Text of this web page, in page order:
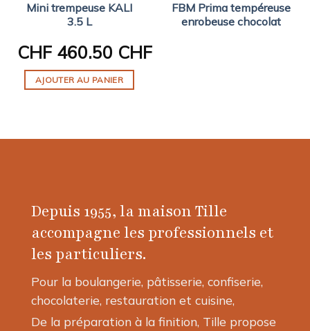
Mini trempeuse KALI
3.5 L
CHF460.50 CHF
AJOUTER AU PANIER
FBM Prima tempéreuse
enrobeuse chocolat
Depuis 1955, la maison Tille
accompagne les professionnels et
les particuliers.
Pour la boulangerie, pâtisserie, confiserie,
chocolaterie, restauration et cuisine,
De la préparation à la finition, Tille propose